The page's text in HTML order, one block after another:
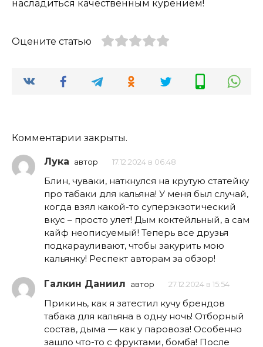
насладиться качественным курением!
Оцените статью
Комментарии закрыты.
Лука автор 17.12.2024 в 06:48
Блин, чуваки, наткнулся на крутую статейку
про табаки для кальяна! У меня был случай,
когда взял какой-то суперэкзотический
вкус – просто улет! Дым коктейльный, а сам
кайф неописуемый! Теперь все друзья
подкарауливают, чтобы закурить мою
кальянку! Респект авторам за обзор!
Галкин Даниил автор 27.12.2024 в 15:54
Прикинь, как я затестил кучу брендов
табака для кальяна в одну ночь! Отборный
состав, дыма — как у паровоза! Особенно
зашло что-то с фруктами, бомба! После